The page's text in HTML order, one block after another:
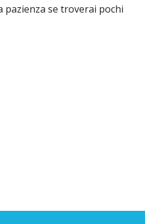
pazienza se troverai pochi